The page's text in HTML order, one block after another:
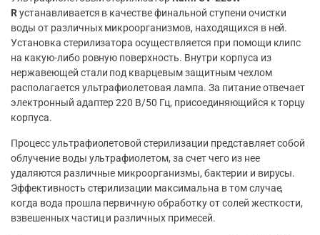
Rустанавливается в качестве финальной ступени очистки
воды от различных микроорганизмов, находящихся в ней.
Установка стерилизатора осуществляется при помощи клипс
на какую-либо ровную поверхность. Внутри корпуса из
нержавеющей стали под кварцевым защитным чехлом
располагается ультрафиолетовая лампа. За питание отвечает
электронный адаптер 220 В/50 Гц, присоединяющийся к торцу
корпуса.
Процесс ультрафиолетовой стерилизации представляет собой
облучение воды ультрафиолетом, за счет чего из нее
удаляются различные микроорганизмы, бактерии и вирусы.
Эффективность стерилизации максимальна в том случае,
когда вода прошла первичную обработку от солей жесткости,
взвешенных частиц и различных примесей.